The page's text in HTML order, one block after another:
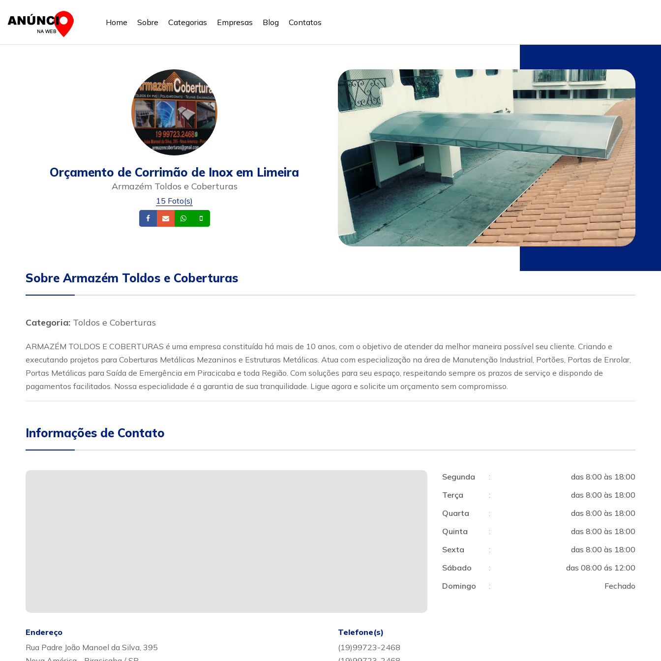
Home Sobre Categorias Empresas Blog Contatos
Orçamento de Corrimão de Inox em Limeira
Armazém Toldos e Coberturas
15 Foto(s)
Facebook
Email Whatsapp
Sobre Armazém Toldos e Coberturas
Categoria: Toldos e Coberturas
ARMAZÉM TOLDOS E COBERTURAS é uma empresa constituída há mais de 10 anos, com o objetivo de atender da melhor maneira possível seu cliente. Criando e
executando projetos para Coberturas Metálicas Mezaninos e Estruturas Metálicas. Atua com especialização na área de Manutenção Industrial, Portões, Portas de Enrolar,
Portas Metálicas para Saída de Emergência em Piracicaba e toda Região. Com soluções para seu espaço, respeitando sempre os prazos de serviço e dispondo de
pagamentos facilitados. Nossa especialidade é a garantia de sua tranquilidade. Ligue agora e solicite um orçamento sem compromisso.
Informações de Contato
Segunda :
das 8:00 às 18:00
Terça
:
das 8:00 às 18:00
Quarta
:
das 8:00 às 18:00
Quinta
:
das 8:00 às 18:00
Sexta
:
das 8:00 às 18:00
Sábado
:
das 08:00 ás 12:00
Domingo
: Fechado
Endereço
Rua Padre João Manoel da Silva, 395
Telefone(s)
(19)99723-2468